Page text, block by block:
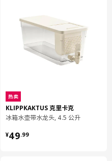
64 厘米
3 厘米
0.20 公斤
热卖
KLIPPKAKTUS 克里卡克
冰箱水壶带水龙头, 4.5 公升
¥49.99
¥ 49.99